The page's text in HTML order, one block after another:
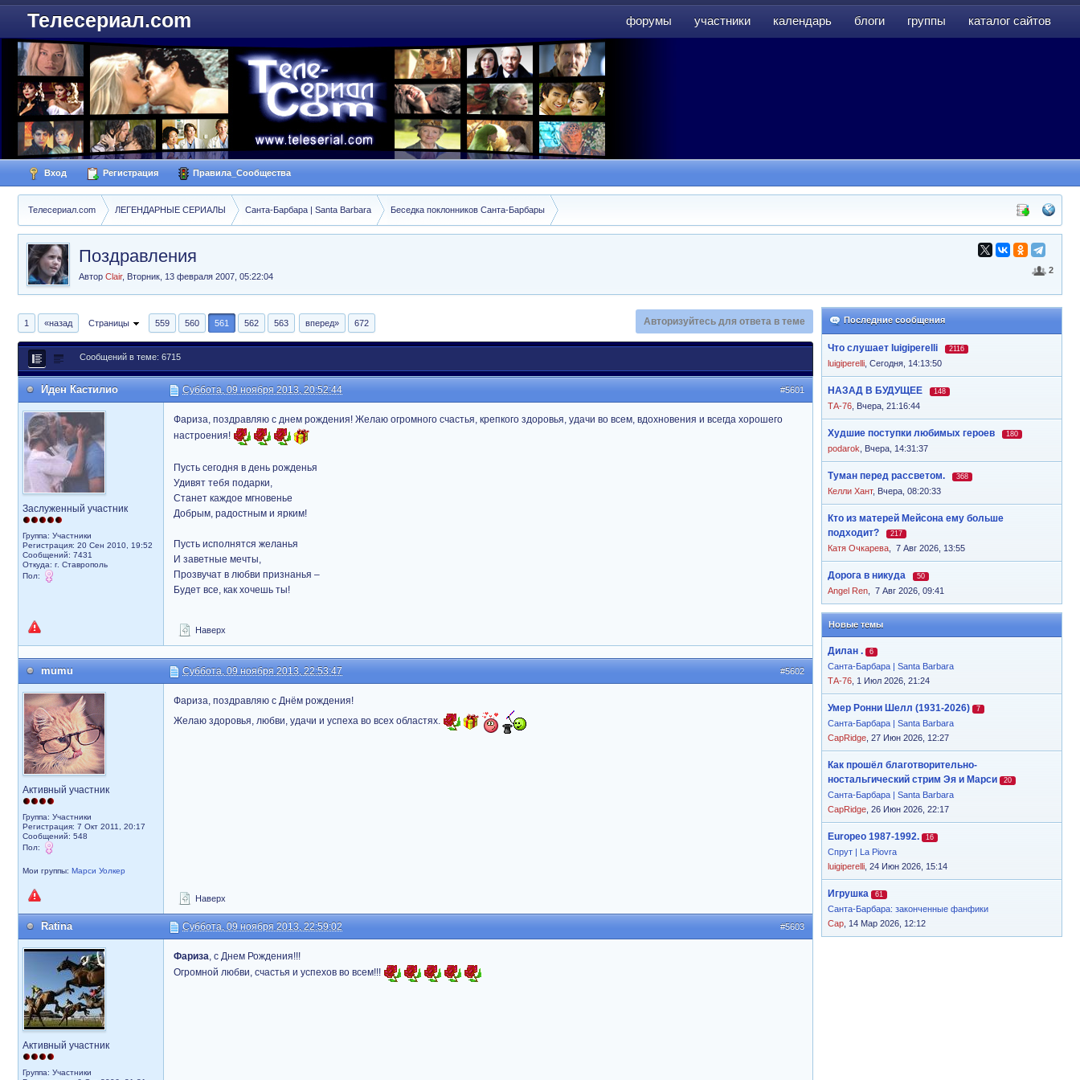
форумы участники календарь блоги группы каталог сайтов
Телесериал.com
Вход Регистрация Правила_Сообщества
Телесериал.com ЛЕГЕНДАРНЫЕ СЕРИАЛЫ Санта-Барбара | Santa Barbara Беседка поклонников Санта-Барбары
2
Поздравления
Автор Clair, Вторник, 13 февраля 2007, 05:22:04
Последние сообщения
Что слушает luigiperelli 2116
luigiperelli Сегодня, 14:13:50
НАЗАД В БУДУЩЕЕ 148
ТА-76 Вчера, 21:16:44
Худшие поступки любимых героев 180
podarok Вчера, 14:31:37
Туман перед рассветом. 368
Келли Хант, Вчера, 08:20:33
Кто из матерей Мейсона ему больше
подходит?
217
Катя Очкарева 7 Авг 2026, 13:55
Дорога в никуда 50
Angel Ren 7 Авг 2026, 09:41
Новые темы
Дилан . 6
Санта-Барбара | Santa Barbara
ТА-76 , 1 Июл 2026, 21:24
Умер Ронни Шелл (1931-2026) 7
Санта-Барбара | Santa Barbara
CapRidge , 27 Июн 2026, 12:27
Как прошёл благотворительно-
ностальгический стрим Эя и Марси
20
Санта-Барбара | Santa Barbara
CapRidge , 26 Июн 2026, 22:17
Europeo 1987-1992. 16
Спрут | La Piovra
luigiperelli , 24 Июн 2026, 15:14
Игрушка 61
Санта-Барбара: законченные фанфики
Cap , 14 Мар 2026, 12:12
1 «назад Страницы 559 560 561 562 563 вперед» 672 Авторизуйтесь для ответа в теме
Сообщений в теме: 6715
#5601
Иден Кастилио Суббота, 09 ноября 2013, 20:52:44
Заслуженный участник
Группа: Участники
Регистрация: 20 Сен 2010, 19:52
Сообщений: 7431
Откуда: г. Ставрополь
Пол:
Фариза, поздравляю с днем рождения! Желаю огромного счастья, крепкого здоровья, удачи во всем, вдохновения и всегда хорошего
настроения!
Пусть сегодня в день рожденья
Удивят тебя подарки,
Станет каждое мгновенье
Добрым, радостным и ярким!
Пусть исполнятся желанья
И заветные мечты,
Прозвучат в любви признанья –
Будет все, как хочешь ты!
Наверх
#5602
mumu Суббота, 09 ноября 2013, 22:53:47
Активный участник
Группа: Участники
Регистрация: 7 Окт 2011, 20:17
Сообщений: 548
Пол:
Мои группы: Марси Уолкер
Фариза, поздравляю с Днём рождения!
Желаю здоровья, любви, удачи и успеха во всех областях.
Наверх
#5603
Ratina Суббота, 09 ноября 2013, 22:59:02
Активный участник
Группа: Участники
Фариза, с Днем Рождения!!!
Огромной любви, счастья и успехов во всем!!!